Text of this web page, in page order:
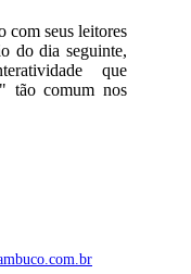
com seus leitores
do dia seguinte,
que
tão comum nos